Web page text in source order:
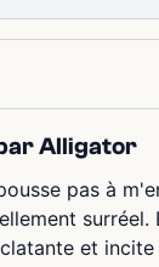
Alligator
pas à
et incite